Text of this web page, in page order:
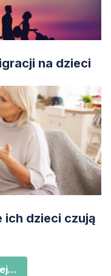
na dzieci
ich dzieci czują